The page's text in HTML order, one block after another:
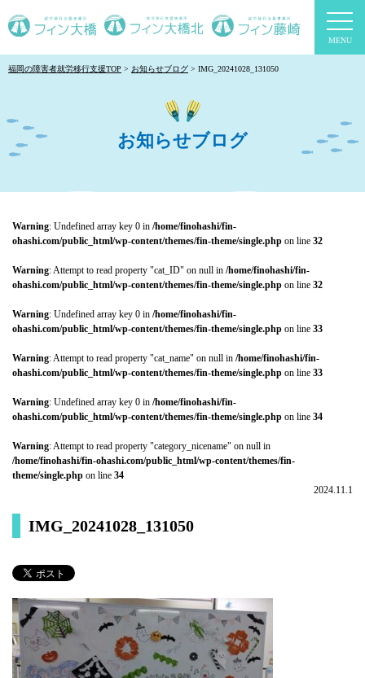
福岡の障害者就労移行支援TOP お知らせブログ IMG_20241028_131050
お知らせブログ
Warning: Undefined array key 0 in /home/finohashi/fin-
ohashi.com/public_html/wp-content/themes/fin-theme/single.php on line 32
Warning: Attempt to read property "cat_ID" on null in /home/finohashi/fin-
ohashi.com/public_html/wp-content/themes/fin-theme/single.php on line 32
Warning: Undefined array key 0 in /home/finohashi/fin-
ohashi.com/public_html/wp-content/themes/fin-theme/single.php on line 33
Warning: Attempt to read property "cat_name" on null in /home/finohashi/fin-
ohashi.com/public_html/wp-content/themes/fin-theme/single.php on line 33
Warning: Undefined array key 0 in /home/finohashi/fin-
ohashi.com/public_html/wp-content/themes/fin-theme/single.php on line 34
Warning: Attempt to read property "category_nicename" on null in
/home/finohashi/fin-ohashi.com/public_html/wp-content/themes/fin-
theme/single.php on line 34
2024.11.1
IMG_20241028_131050